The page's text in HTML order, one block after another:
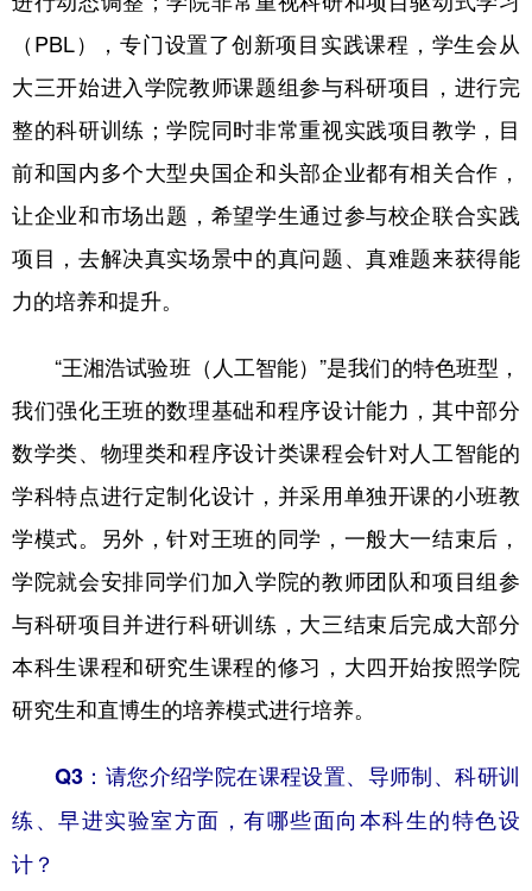
（PBL），专门设置了创新项目实践课程，学生会从
大三开始进入学院教师课题组参与科研项目，进行完
整的科研训练；学院同时非常重视实践项目教学，目
前和国内多个大型央国企和头部企业都有相关合作，
让企业和市场出题，希望学生通过参与校企联合实践
项目，去解决真实场景中的真问题、真难题来获得能
力的培养和提升。
“王湘浩试验班（人工智能）”是我们的特色班型，
我们强化王班的数理基础和程序设计能力，其中部分
数学类、物理类和程序设计类课程会针对人工智能的
学科特点进行定制化设计，并采用单独开课的小班教
学模式。另外，针对王班的同学，一般大一结束后，
学院就会安排同学们加入学院的教师团队和项目组参
与科研项目并进行科研训练，大三结束后完成大部分
本科生课程和研究生课程的修习，大四开始按照学院
研究生和直博生的培养模式进行培养。
Q3：请您介绍学院在课程设置、导师制、科研训
练、早进实验室方面，有哪些面向本科生的特色设
计？